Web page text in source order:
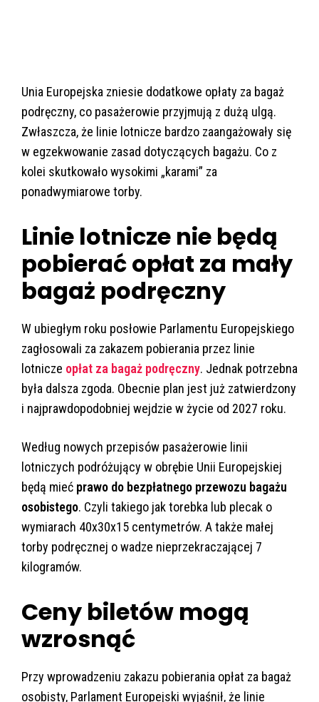
Unia Europejska zniesie dodatkowe opłaty za bagaż
podręczny, co pasażerowie przyjmują z dużą ulgą.
Zwłaszcza, że linie lotnicze bardzo zaangażowały się
w egzekwowanie zasad dotyczących bagażu. Co z
kolei skutkowało wysokimi „karami” za
ponadwymiarowe torby.
Linie lotnicze nie będą
pobierać opłat za mały
bagaż podręczny
W ubiegłym roku posłowie Parlamentu Europejskiego
zagłosowali za zakazem pobierania przez linie
lotnicze opłat za bagaż podręczny. Jednak potrzebna
była dalsza zgoda. Obecnie plan jest już zatwierdzony
i najprawdopodobniej wejdzie w życie od 2027 roku.
Według nowych przepisów pasażerowie linii
lotniczych podróżujący w obrębie Unii Europejskiej
będą mieć prawo do bezpłatnego przewozu bagażu
osobistego. Czyli takiego jak torebka lub plecak o
wymiarach 40x30x15 centymetrów. A także małej
torby podręcznej o wadze nieprzekraczającej 7
kilogramów.
Ceny biletów mogą
wzrosnąć
Przy wprowadzeniu zakazu pobierania opłat za bagaż
osobisty, Parlament Europejski wyjaśnił, że linie